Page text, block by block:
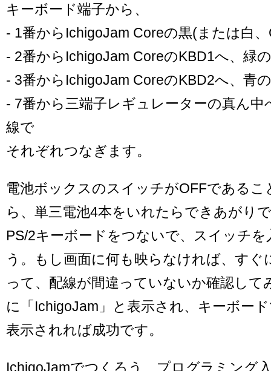
キーボード端子から、
- 1番からIchigoJam Coreの黒(または白
- 2番からIchigoJam CoreのKBD1へ、緑
- 3番からIchigoJam CoreのKBD2へ、青
- 7番から三端子レギュレーターの真ん中
線で
それぞれつなぎます。
電池ボックスのスイッチがOFFであるこ
ら、単三電池4本をいれたらできあがり
PS/2キーボードをつないで、スイッチ
う。もし画面に何も映らなければ、すぐ
って、配線が間違っていないか確認して
に「IchigoJam」と表示され、キーボー
表示されれば成功です。
IchigoJamでつくろう、プログラミング